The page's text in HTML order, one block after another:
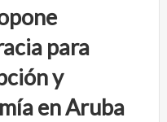
para
y
en Aruba